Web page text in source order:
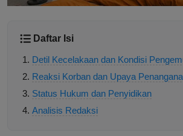
Daftar Isi
Detil Kecelakaan dan Kondisi
Reaksi Korban dan Upaya
Status Hukum dan Penyidikan
Analisis Redaksi